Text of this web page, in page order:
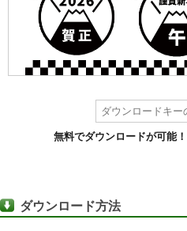
無料でダウンロードが可能！
ダウンロード方法